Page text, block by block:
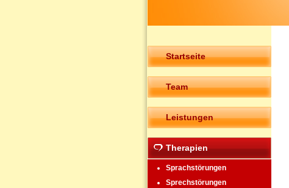
Startseite
Team
Leistungen
Therapien
Sprachstörungen
Sprechstörungen